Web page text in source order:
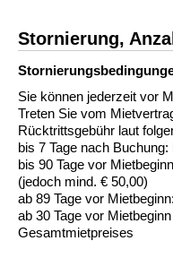
Stornierung,
Sie können jederzeit vor
Treten Sie vom
Rücktrittsgebühr laut
bis 7 Tage nach Buchung:
bis 90 Tage vor
(jedoch mind. € 50,00)
ab 89 Tage vor
ab 30 Tage vor
Gesamtmietpreises